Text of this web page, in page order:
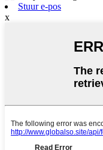
Stuur e-pos
x